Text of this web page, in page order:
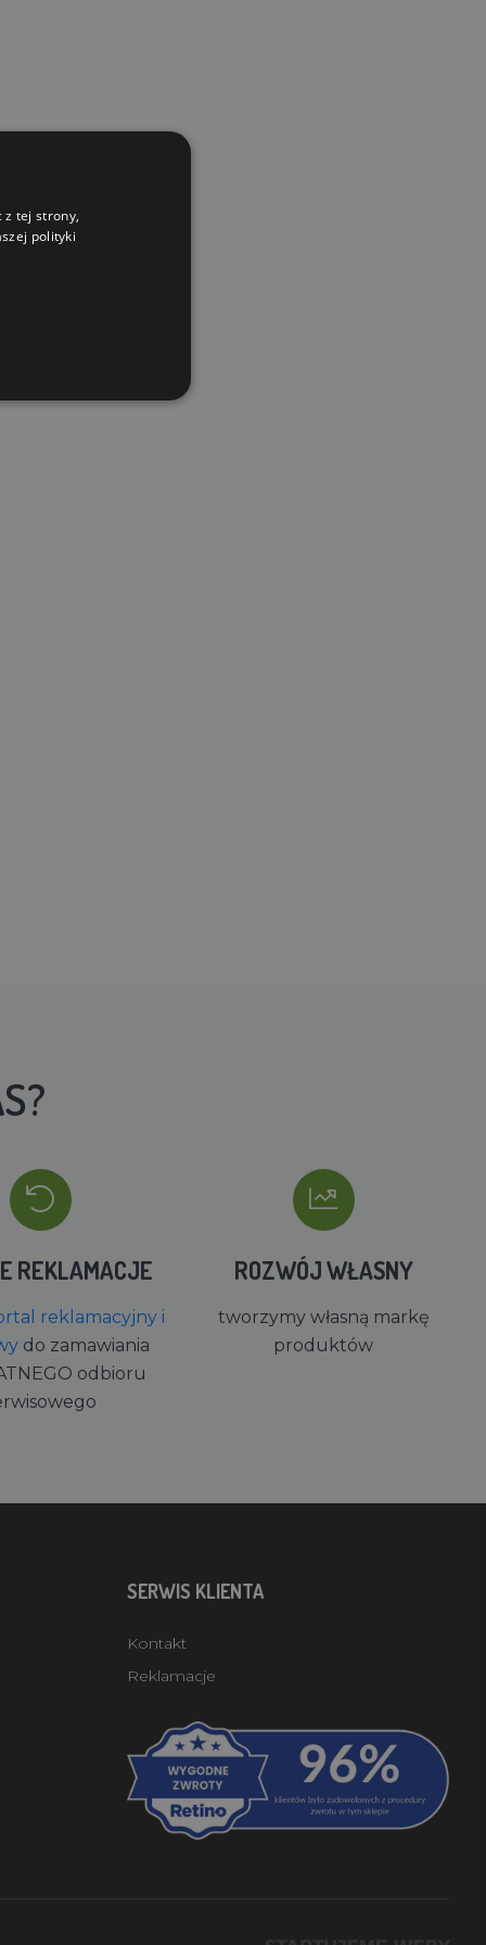
REKLAMACJE
reklamacyjny i
do zamawiania
odbioru
ROZWÓJ WŁASNY
tworzymy własną markę
produktów
SERWIS KLIENTA
Kontakt
Reklamacje
z tej strony,
polityki